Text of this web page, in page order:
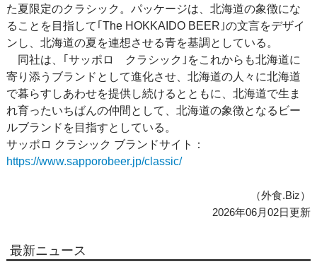
た夏限定のクラシック。パッケージは、北海道の象徴にな
ることを目指して｢The HOKKAIDO BEER｣の文言をデザイ
ンし、北海道の夏を連想させる青を基調としている。
同社は、｢サッポロ クラシック｣をこれからも北海道に
寄り添うブランドとして進化させ、北海道の人々に北海道
で暮らすしあわせを提供し続けるとともに、北海道で生ま
れ育ったいちばんの仲間として、北海道の象徴となるビー
ルブランドを目指すとしている。
サッポロ クラシック ブランドサイト：
https://www.sapporobeer.jp/classic/
（外食.Biz）
2026年06月02日更新
最新ニュース